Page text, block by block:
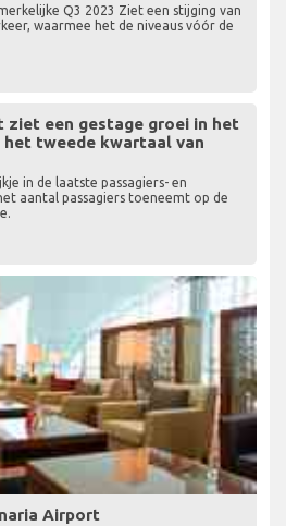
Q3 2023 Ziet een stijging van
waarmee het de niveaus vóór de
ziet een gestage groei in het
het tweede kwartaal van
in de laatste passagiers- en
aantal passagiers toeneemt op de
Airport